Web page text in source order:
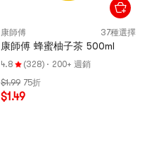
康師傅 37種選擇
康師傅 蜂蜜柚子茶 50​​0ml
4.8 (328) · 200+ 週銷
$1.99 75折
$1.49